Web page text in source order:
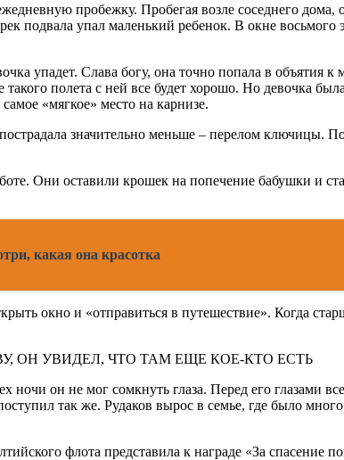
пробежку. Пробегая возле соседнего
подвала упал маленький ребенок. В окне
упадет. Слава богу, она точно попала в объятия
полета с ней все будет хорошо. Но девочка
«мягкое» место на карнизе.
значительно меньше – перелом ключицы.
Они оставили крошек на попечение бабушки и
какая она красотка
окно и «отправиться в путешествие». Когда
он не мог сомкнуть глаза. Перед его глазами
так же. Рудаков вырос в семье, где было
флота представила к награде «За спасение